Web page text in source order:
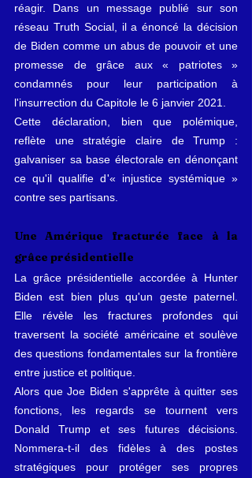
réagir. Dans un message publié sur son
réseau Truth Social, il a énoncé la décision
de Biden comme un abus de pouvoir et une
promesse de grâce aux « patriotes »
condamnés pour leur participation à
l'insurrection du Capitole le 6 janvier 2021.
Cette déclaration, bien que polémique,
reflète une stratégie claire de Trump :
galvaniser sa base électorale en dénonçant
ce qu'il qualifie d'« injustice systémique »
contre ses partisans.
Une Amérique fracturée face à la
grâce présidentielle
La grâce présidentielle accordée à Hunter
Biden est bien plus qu'un geste paternel.
Elle révèle les fractures profondes qui
traversent la société américaine et soulève
des questions fondamentales sur la frontière
entre justice et politique.
Alors que Joe Biden s'apprête à quitter ses
fonctions, les regards se tournent vers
Donald Trump et ses futures décisions.
Nommera-t-il des fidèles à des postes
stratégiques pour protéger ses propres